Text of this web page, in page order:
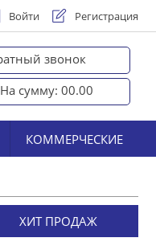
Войти Регистрация
звонок
На сумму: 00.00
КОММЕРЧЕСКИЕ
ХИТ ПРОДАЖ